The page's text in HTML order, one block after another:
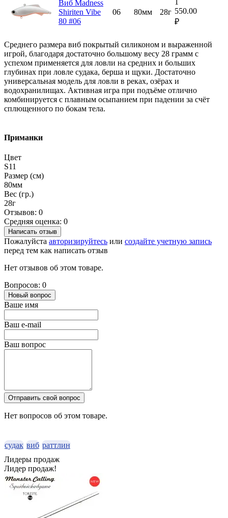
Виб Madness
Shiriten Vibe
80 #06
06 80мм 28г 550.00
₽
Среднего размера виб покрытый силиконом и выраженной
игрой, благодаря достаточно большому весу 28 грамм с
успехом применяется для ловли на средних и больших
глубинах при ловле судака, берша и щуки. Достаточно
универсальная модель для ловли в реках, озёрах и
водохранилищах. Активная игра при подъёме отлично
комбинируется с плавным осыпанием при падении за счёт
сплющенного по бокам тела.
Приманки
Цвет
S11
Размер (см)
80мм
Вес (гр.)
28г
Отзывов: 0
Средняя оценка: 0
Написать отзыв
Пожалуйста авторизируйтесь или создайте учетную запись
перед тем как написать отзыв
Нет отзывов об этом товаре.
Вопросов: 0
Новый вопрос
Ваше имя
Ваш e-mail
Ваш вопрос
Отправить свой вопрос
Нет вопросов об этом товаре.
судак виб раттлин
Лидеры продаж
Лидер продаж!